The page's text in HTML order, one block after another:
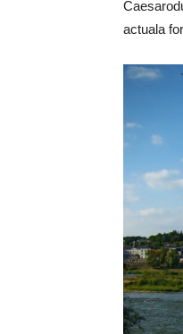
actuala